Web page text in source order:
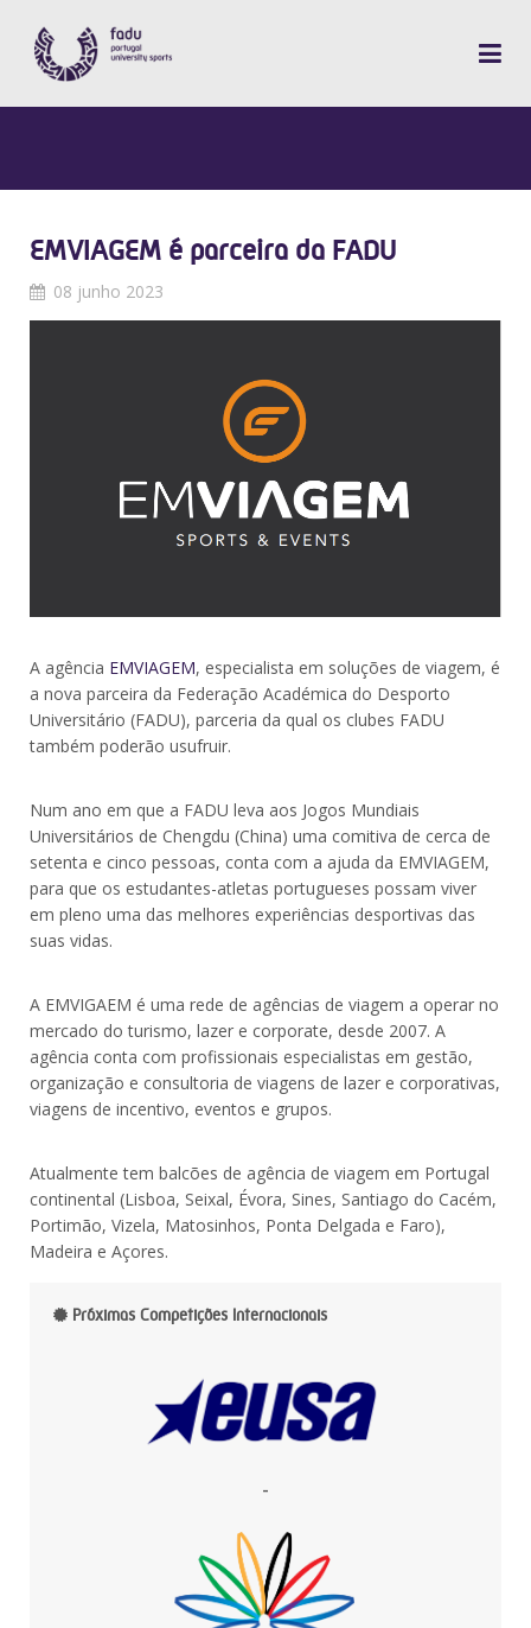
EMVIAGEM é parceira da FADU
08 junho 2023
A agência EMVIAGEM, especialista em soluções de viagem, é
a nova parceira da Federação Académica do Desporto
Universitário (FADU), parceria da qual os clubes FADU
também poderão usufruir.
Num ano em que a FADU leva aos Jogos Mundiais
Universitários de Chengdu (China) uma comitiva de cerca de
setenta e cinco pessoas, conta com a ajuda da EMVIAGEM,
para que os estudantes-atletas portugueses possam viver
em pleno uma das melhores experiências desportivas das
suas vidas.
A EMVIGAEM é uma rede de agências de viagem a operar no
mercado do turismo, lazer e corporate, desde 2007. A
agência conta com profissionais especialistas em gestão,
organização e consultoria de viagens de lazer e corporativas,
viagens de incentivo, eventos e grupos.
Atualmente tem balcões de agência de viagem em Portugal
continental (Lisboa, Seixal, Évora, Sines, Santiago do Cacém,
Portimão, Vizela, Matosinhos, Ponta Delgada e Faro),
Madeira e Açores.
Próximas Competições Internacionais
-